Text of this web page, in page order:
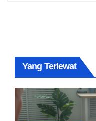
Yang Terlewat